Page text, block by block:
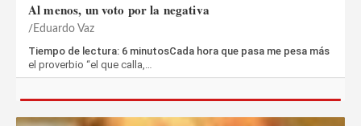
Al menos, un voto por la negativa
Eduardo Vaz
Tiempo de lectura: 6 minutosCada hora que pasa me pesa más
el proverbio “el que calla,…